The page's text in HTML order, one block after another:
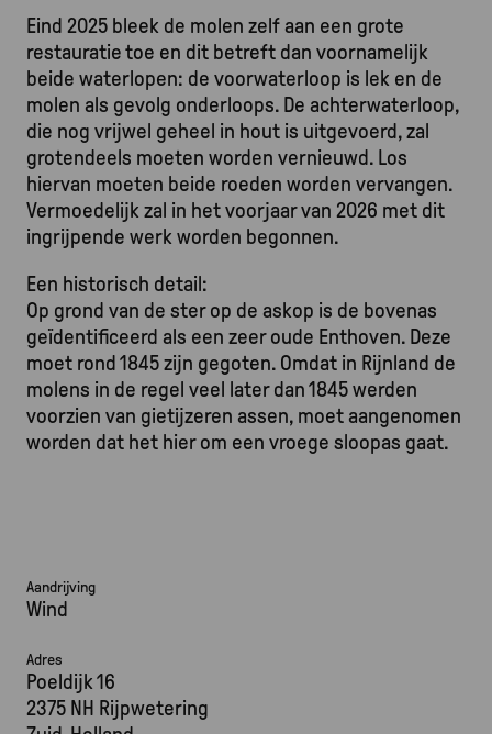
Eind 2025 bleek de molen zelf aan een grote
restauratie toe en dit betreft dan voornamelijk
beide waterlopen: de voorwaterloop is lek en de
molen als gevolg onderloops. De achterwaterloop,
die nog vrijwel geheel in hout is uitgevoerd, zal
grotendeels moeten worden vernieuwd. Los
hiervan moeten beide roeden worden vervangen.
Vermoedelijk zal in het voorjaar van 2026 met dit
ingrijpende werk worden begonnen.
Een historisch detail:
Op grond van de ster op de askop is de bovenas
geïdentificeerd als een zeer oude Enthoven. Deze
moet rond 1845 zijn gegoten. Omdat in Rijnland de
molens in de regel veel later dan 1845 werden
voorzien van gietijzeren assen, moet aangenomen
worden dat het hier om een vroege sloopas gaat.
Aandrijving
Wind
Adres
Poeldijk 16
2375 NH Rijpwetering